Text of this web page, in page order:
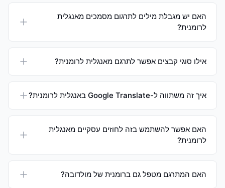
האם יש מגבלת מילים לתרגום מסמכים מאנגלית
לרומנית?
אילו סוגי קבצים אפשר לתרגם מאנגלית לרומנית?
איך זה משתווה ל-Google Translate באנגלית לרומנית?
האם אפשר להשתמש בזה לחוזים עסקיים מאנגלית
לרומנית?
האם המתרגם מטפל גם ברומנית של מולדובה?